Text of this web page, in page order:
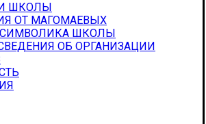
ШКОЛЫ
ОТ МАГОМАЕВЫХ
СИМВОЛИКА ШКОЛЫ
ОБ ОРГАНИЗАЦИИ